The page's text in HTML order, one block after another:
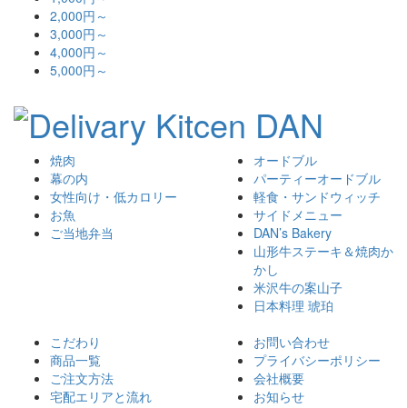
2,000円～
3,000円～
4,000円～
5,000円～
焼肉
幕の内
女性向け・低カロリー
お魚
ご当地弁当
オードブル
パーティーオードブル
軽食・サンドウィッチ
サイドメニュー
DAN’s Bakery
山形牛ステーキ＆焼肉か
かし
米沢牛の案山子
日本料理 琥珀
こだわり
商品一覧
ご注文方法
宅配エリアと流れ
お問い合わせ
プライバシーポリシー
会社概要
お知らせ